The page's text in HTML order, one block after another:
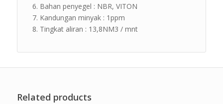
Bahan penyegel : NBR, VITON
Kandungan minyak : 1ppm
Tingkat aliran : 13,8NM3 / mnt
Related products